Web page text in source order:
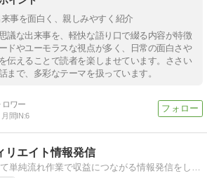
事を面白く、親しみやすく紹介
議な出来事を、軽快な語り口で綴る内容が特徴
ドやユーモラスな視点が多く、日常の面白さや
伝えることで読者を楽しませています。ささい
まで、多彩なテーマを扱っています。
月間IN:6
リエイト情報発信
【Tips】気になるブログをフォロー。
登録不要。更新を逃さずキャッチ！